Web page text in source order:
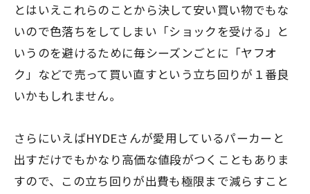
とはいえこれらのことから決して安い買い物でもな
いので色落ちをしてしまい 「ショックを受ける」 と
いうのを避けるために毎シーズンごとに「ヤフオ
ク」などで売って買い直すという立ち回りが１番良
いかもしれません。
さらにいえばHYDEさんが愛用しているパーカーと
出すだけでもかなり高価な値段がつくこともありま
すので、この立ち回りが出費も極限まで減らすこと